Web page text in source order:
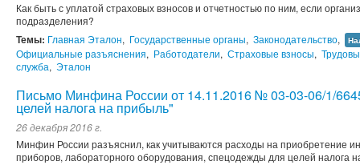
Как быть с уплатой страховых взносов и отчетностью по ним, если
подразделения?
Темы: Главная Эталон, Государственные органы, Законодательство,
Официальные разъяснения, Работодатели, Страховые взносы,
служба, Эталон
Письмо Минфина России от 14.11.2016 № 03-03-06/1/
целей налога на прибыль"
26 декабря 2016 г.
Минфин России разъяснил, как учитываются расходы на приобретение
приборов, лабораторного оборудования, спецодежды для целей налога